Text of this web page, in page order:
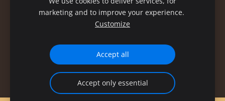
marketing and to improve your experience.
Customize
Accept all
Accept only essential